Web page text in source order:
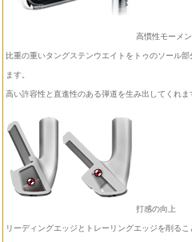
高慣性モーメン
比重の重いタングステンウエイトをトゥのソール
ます。
高い許容性と直進性のある弾道を生み出してくれま
打感の向上
リーディングエッジとトレーリングエッジを削る